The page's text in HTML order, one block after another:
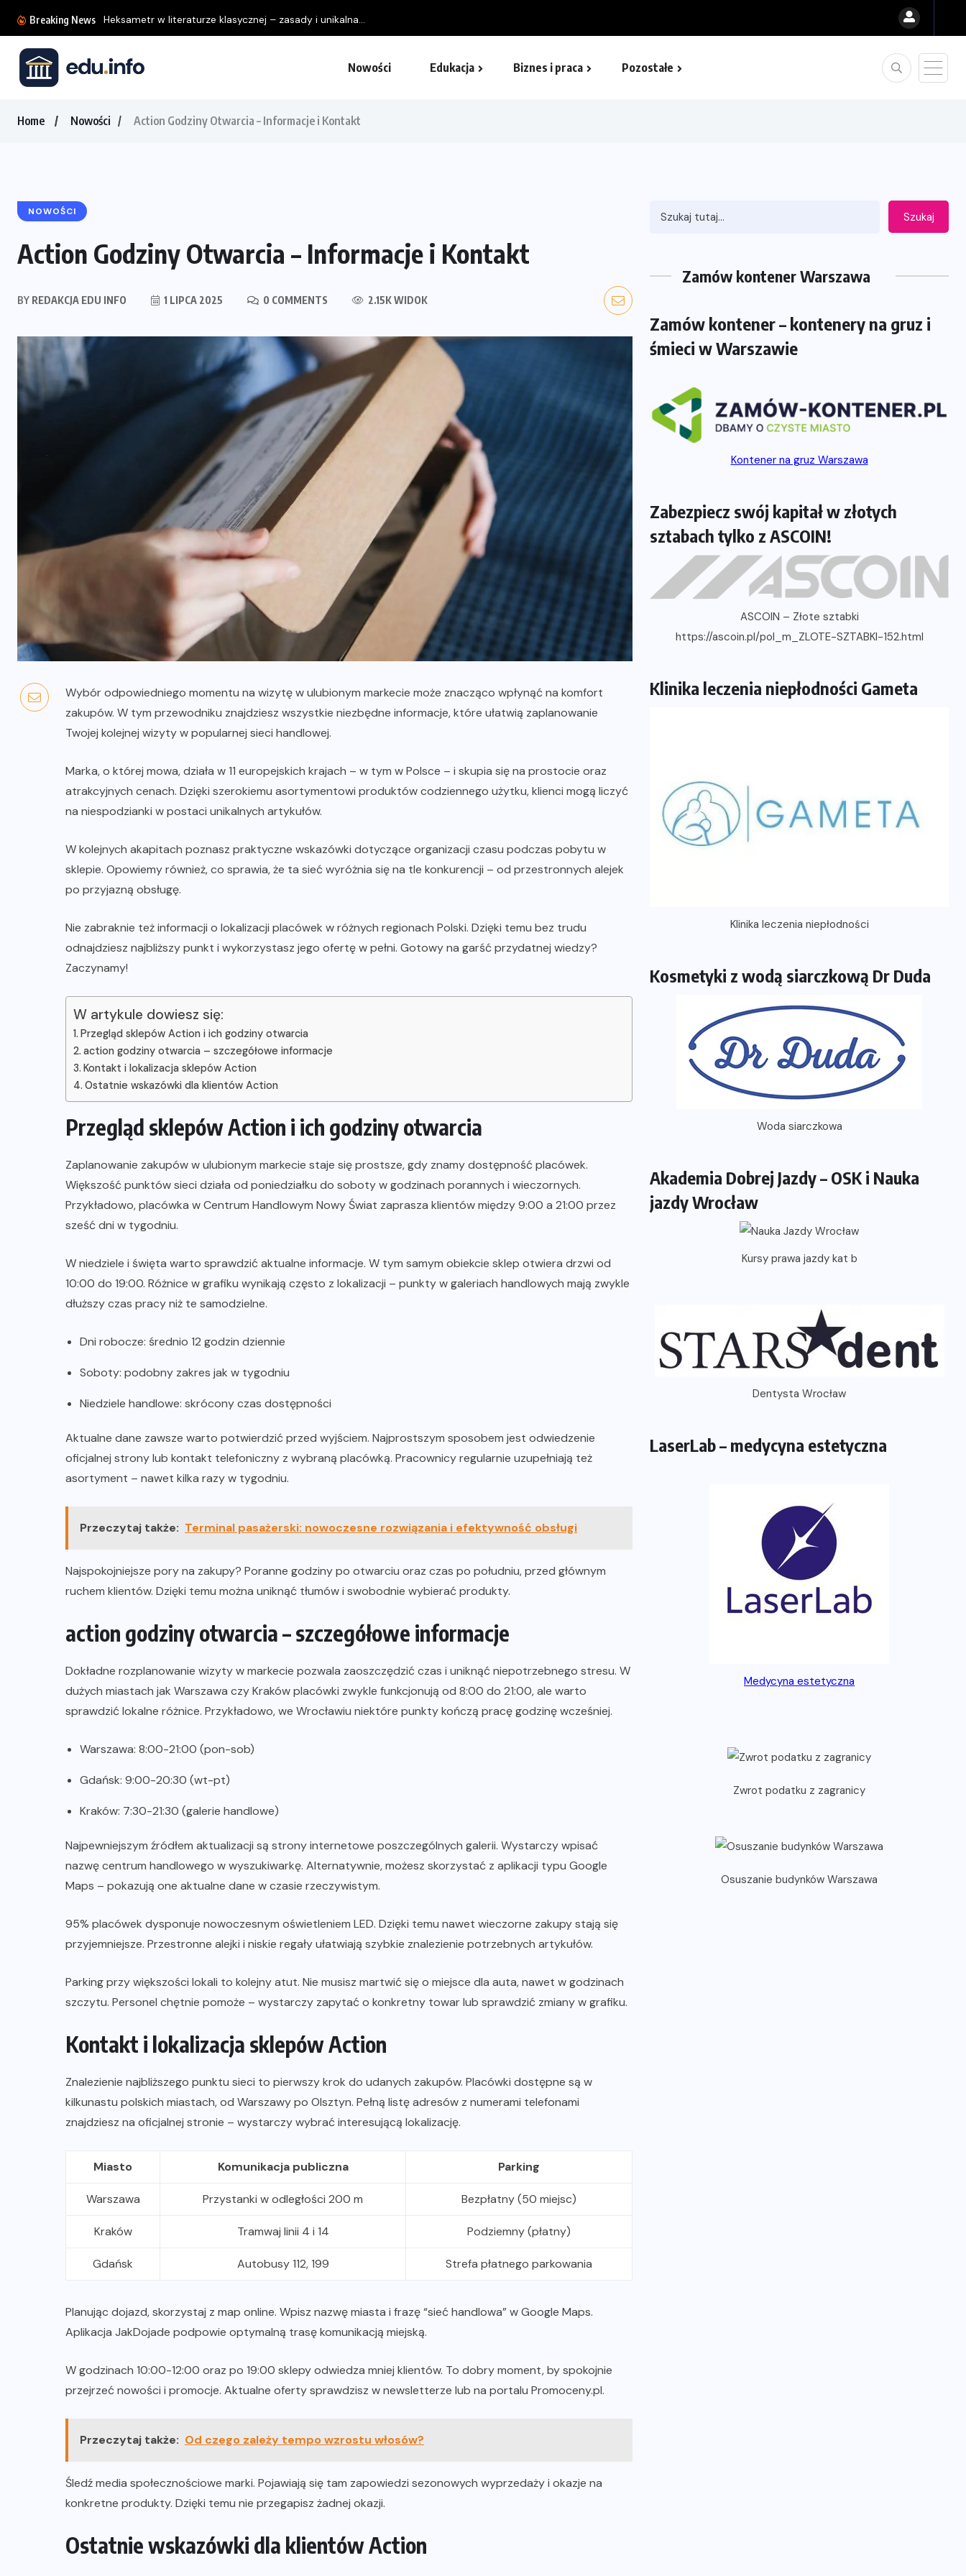
Breaking News Heksametr w literaturze klasycznej – zasady i unikalna...
Nowości Edukacja Biznes i praca Pozostałe
Home Nowości Action Godziny Otwarcia – Informacje i Kontakt
NOWOŚCI
Action Godziny Otwarcia – Informacje i Kontakt
BY REDAKCJA EDU INFO 1 LIPCA 2025 0 COMMENTS 2.15K WIDOK
Wybór odpowiedniego momentu na wizytę w ulubionym markecie może znacząco wpłynąć na komfort
zakupów. W tym przewodniku znajdziesz wszystkie niezbędne informacje, które ułatwią zaplanowanie
Twojej kolejnej wizyty w popularnej sieci handlowej.
Marka, o której mowa, działa w 11 europejskich krajach – w tym w Polsce – i skupia się na prostocie oraz
atrakcyjnych cenach. Dzięki szerokiemu asortymentowi produktów codziennego użytku, klienci mogą liczyć
na niespodzianki w postaci unikalnych artykułów.
W kolejnych akapitach poznasz praktyczne wskazówki dotyczące organizacji czasu podczas pobytu w
sklepie. Opowiemy również, co sprawia, że ta sieć wyróżnia się na tle konkurencji – od przestronnych alejek
po przyjazną obsługę.
Nie zabraknie też informacji o lokalizacji placówek w różnych regionach Polski. Dzięki temu bez trudu
odnajdziesz najbliższy punkt i wykorzystasz jego ofertę w pełni. Gotowy na garść przydatnej wiedzy?
Zaczynamy!
W artykule dowiesz się:
Przegląd sklepów Action i ich godziny otwarcia
action godziny otwarcia – szczegółowe informacje
Kontakt i lokalizacja sklepów Action
Ostatnie wskazówki dla klientów Action
Przegląd sklepów Action i ich godziny otwarcia
Zaplanowanie zakupów w ulubionym markecie staje się prostsze, gdy znamy dostępność placówek.
Większość punktów sieci działa od poniedziałku do soboty w godzinach porannych i wieczornych.
Przykładowo, placówka w Centrum Handlowym Nowy Świat zaprasza klientów między 9:00 a 21:00 przez
sześć dni w tygodniu.
W niedziele i święta warto sprawdzić aktualne informacje. W tym samym obiekcie sklep otwiera drzwi od
10:00 do 19:00. Różnice w grafiku wynikają często z lokalizacji – punkty w galeriach handlowych mają zwykle
dłuższy czas pracy niż te samodzielne.
Dni robocze: średnio 12 godzin dziennie
Soboty: podobny zakres jak w tygodniu
Niedziele handlowe: skrócony czas dostępności
Aktualne dane zawsze warto potwierdzić przed wyjściem. Najprostszym sposobem jest odwiedzenie
oficjalnej strony lub kontakt telefoniczny z wybraną placówką. Pracownicy regularnie uzupełniają też
asortyment – nawet kilka razy w tygodniu.
Przeczytaj także: Terminal pasażerski: nowoczesne rozwiązania i efektywność obsługi
Najspokojniejsze pory na zakupy? Poranne godziny po otwarciu oraz czas po południu, przed głównym
ruchem klientów. Dzięki temu można uniknąć tłumów i swobodnie wybierać produkty.
action godziny otwarcia – szczegółowe informacje
Dokładne rozplanowanie wizyty w markecie pozwala zaoszczędzić czas i uniknąć niepotrzebnego stresu. W
dużych miastach jak Warszawa czy Kraków placówki zwykle funkcjonują od 8:00 do 21:00, ale warto
sprawdzić lokalne różnice. Przykładowo, we Wrocławiu niektóre punkty kończą pracę godzinę wcześniej.
Warszawa: 8:00-21:00 (pon-sob)
Gdańsk: 9:00-20:30 (wt-pt)
Kraków: 7:30-21:30 (galerie handlowe)
Najpewniejszym źródłem aktualizacji są strony internetowe poszczególnych galerii. Wystarczy wpisać
nazwę centrum handlowego w wyszukiwarkę. Alternatywnie, możesz skorzystać z aplikacji typu Google
Maps – pokazują one aktualne dane w czasie rzeczywistym.
95% placówek dysponuje nowoczesnym oświetleniem LED. Dzięki temu nawet wieczorne zakupy stają się
przyjemniejsze. Przestronne alejki i niskie regały ułatwiają szybkie znalezienie potrzebnych artykułów.
Parking przy większości lokali to kolejny atut. Nie musisz martwić się o miejsce dla auta, nawet w godzinach
szczytu. Personel chętnie pomoże – wystarczy zapytać o konkretny towar lub sprawdzić zmiany w grafiku.
Kontakt i lokalizacja sklepów Action
Znalezienie najbliższego punktu sieci to pierwszy krok do udanych zakupów. Placówki dostępne są w
kilkunastu polskich miastach, od Warszawy po Olsztyn. Pełną listę adresów z numerami telefonami
znajdziesz na oficjalnej stronie – wystarczy wybrać interesującą lokalizację.
Miasto Komunikacja publiczna Parking
Warszawa Przystanki w odległości 200 m Bezpłatny (50 miejsc)
Kraków Tramwaj linii 4 i 14 Podziemny (płatny)
Gdańsk Autobusy 112, 199 Strefa płatnego parkowania
Planując dojazd, skorzystaj z map online. Wpisz nazwę miasta i frazę “sieć handlowa” w Google Maps.
Aplikacja JakDojade podpowie optymalną trasę komunikacją miejską.
W godzinach 10:00-12:00 oraz po 19:00 sklepy odwiedza mniej klientów. To dobry moment, by spokojnie
przejrzeć nowości i promocje. Aktualne oferty sprawdzisz w newsletterze lub na portalu Promoceny.pl.
Przeczytaj także: Od czego zależy tempo wzrostu włosów?
Śledź media społecznościowe marki. Pojawiają się tam zapowiedzi sezonowych wyprzedaży i okazje na
konkretne produkty. Dzięki temu nie przegapisz żadnej okazji.
Ostatnie wskazówki dla klientów Action
Szukaj
Zamów kontener Warszawa
Zamów kontener – kontenery na gruz i
śmieci w Warszawie
Kontener na gruz Warszawa
Zabezpiecz swój kapitał w złotych
sztabach tylko z ASCOIN!
ASCOIN – Złote sztabki
https://ascoin.pl/pol_m_ZLOTE-SZTABKI-152.html
Klinika leczenia niepłodności Gameta
Klinika leczenia niepłodności
Kosmetyki z wodą siarczkową Dr Duda
Woda siarczkowa
Akademia Dobrej Jazdy – OSK i Nauka
jazdy Wrocław
Kursy prawa jazdy kat b
Dentysta Wrocław
LaserLab – medycyna estetyczna
Medycyna estetyczna
Zwrot podatku z zagranicy
Osuszanie budynków Warszawa